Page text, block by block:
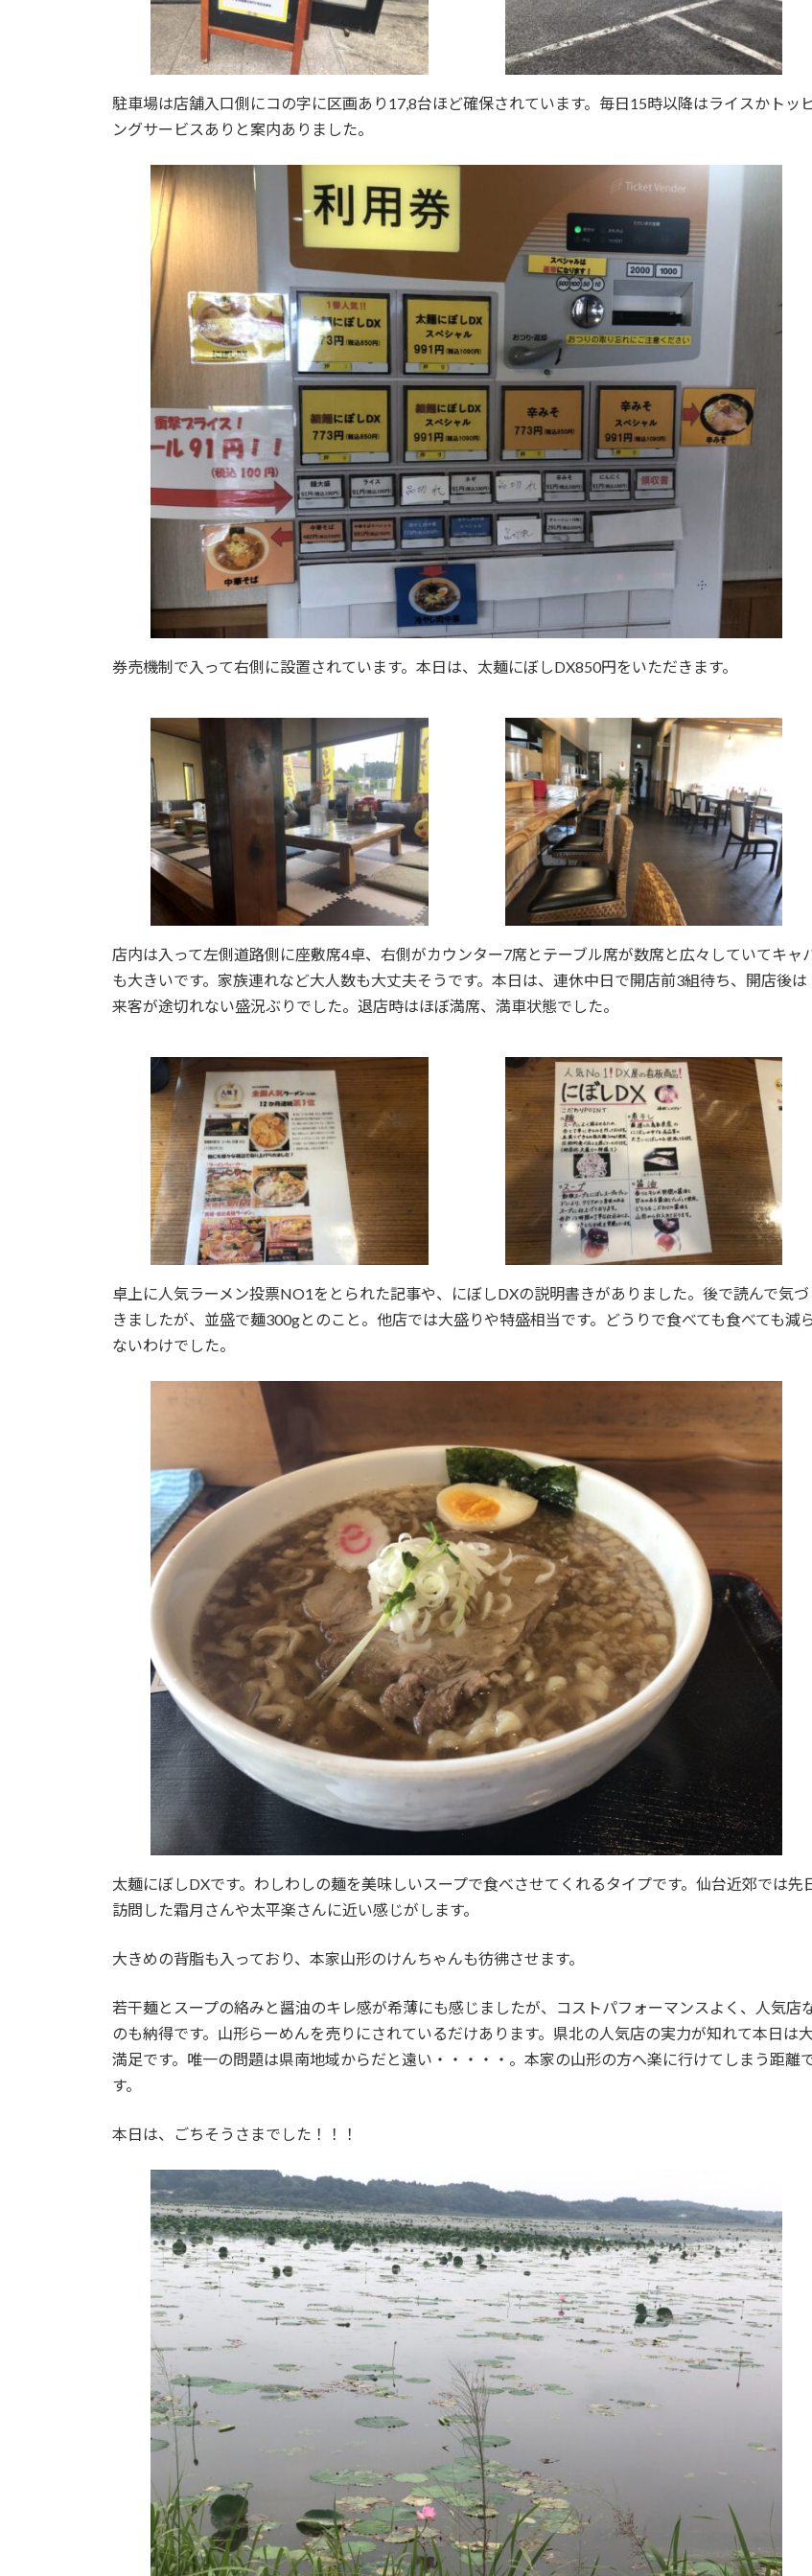
駐車場は店舗入口側にコの字に区画あり17,8台ほど確保されています。毎日15時以降はライスかトッ
ングサービスありと案内ありました。
券売機制で入って右側に設置されています。本日は、太麺にぼしDX850円をいただきます。
店内は入って左側道路側に座敷席4卓、右側がカウンター7席とテーブル席が数席と広々していてキャ
も大きいです。家族連れなど大人数も大丈夫そうです。本日は、連休中日で開店前3組待ち、開店後は
来客が途切れない盛況ぶりでした。退店時はほぼ満席、満車状態でした。
卓上に人気ラーメン投票NO1をとられた記事や、にぼしDXの説明書きがありました。後で読んで気づ
きましたが、並盛で麺300gとのこと。他店では大盛りや特盛相当です。どうりで食べても食べても減
ないわけでした。
太麺にぼしDXです。わしわしの麺を美味しいスープで食べさせてくれるタイプです。仙台近郊では先
訪問した霜月さんや太平楽さんに近い感じがします。
大きめの背脂も入っており、本家山形のけんちゃんも彷彿させます。
若干麺とスープの絡みと醤油のキレ感が希薄にも感じましたが、コストパフォーマンスよく、人気店
のも納得です。山形らーめんを売りにされているだけあります。県北の人気店の実力が知れて本日は大
満足です。唯一の問題は県南地域からだと遠い・・・・・。本家の山形の方へ楽に行けてしまう距離
す。
本日は、ごちそうさまでした！！！